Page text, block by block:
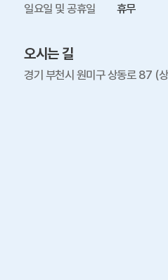
일요일 및 공휴일
휴무
오시는 길
경기 부천시 원미구 상동로 87 (